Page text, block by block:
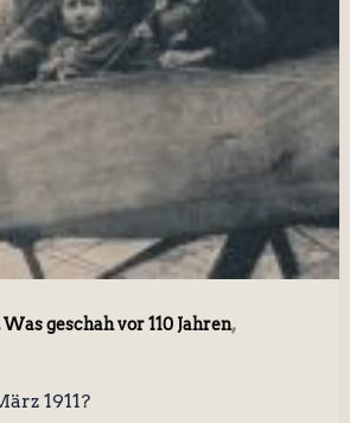
Was geschah vor 110 Jahren,
1911?